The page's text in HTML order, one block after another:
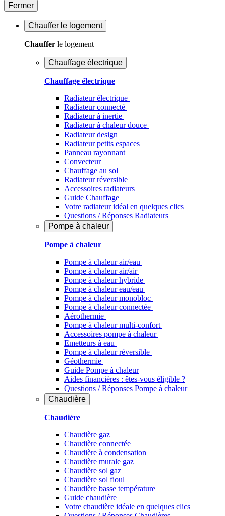
Fermer
Chauffer le logement
Chauffer le logement
Chauffage électrique
Chauffage électrique
Radiateur électrique
Radiateur connecté
Radiateur à inertie
Radiateur à chaleur douce
Radiateur design
Radiateur petits espaces
Panneau rayonnant
Convecteur
Chauffage au sol
Radiateur réversible
Accessoires radiateurs
Guide Chauffage
Votre radiateur idéal en quelques clics
Questions / Réponses Radiateurs
Pompe à chaleur
Pompe à chaleur
Pompe à chaleur air/eau
Pompe à chaleur air/air
Pompe à chaleur hybride
Pompe à chaleur​ eau/eau
Pompe à chaleur monobloc
Pompe à chaleur connectée
Aérothermie
Pompe à chaleur multi-confort
Accessoires pompe à chaleur
Emetteurs à eau
Pompe à chaleur réversible
Géothermie
Guide Pompe à chaleur
Aides financières : êtes-vous éligible ?
Questions / Réponses Pompe à chaleur
Chaudière
Chaudière
Chaudière gaz
Chaudière connectée
Chaudière à condensation
Chaudière murale gaz
Chaudière sol gaz
Chaudière sol fioul
Chaudière basse température
Guide chaudière
Votre chaudière idéale en quelques clics